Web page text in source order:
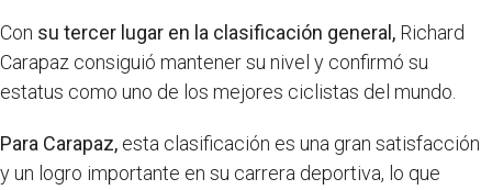
Con su tercer lugar en la clasificación general, Richard
Carapaz consiguió mantener su nivel y confirmó su
estatus como uno de los mejores ciclistas del mundo.
Para Carapaz, esta clasificación es una gran satisfacción
y un logro importante en su carrera deportiva, lo que